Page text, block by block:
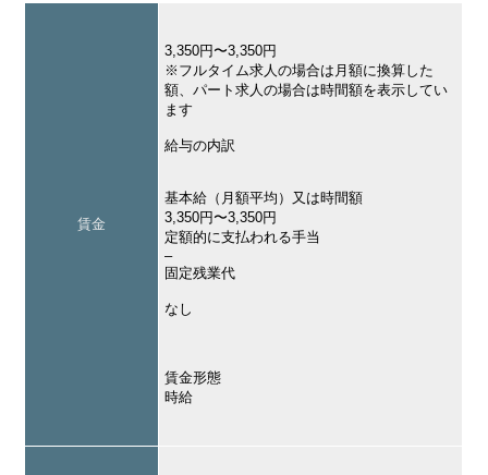
賃金
3,350円〜3,350円
※フルタイム求人の場合は月額に換算した
額、パート求人の場合は時間額を表示してい
ます
給与の内訳
基本給（月額平均）又は時間額
3,350円〜3,350円
定額的に支払われる手当
–
固定残業代
なし
賃金形態
時給